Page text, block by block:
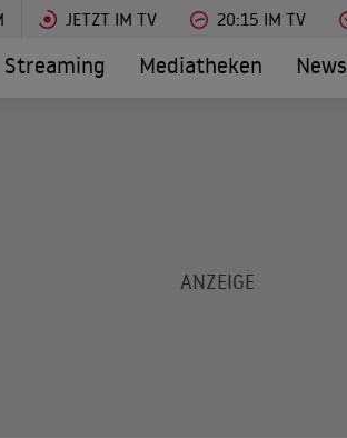
JETZT IM TV 20:15 IM TV
Streaming Mediatheken News